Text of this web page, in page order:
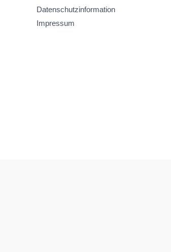
Datenschutzinformation
Impressum